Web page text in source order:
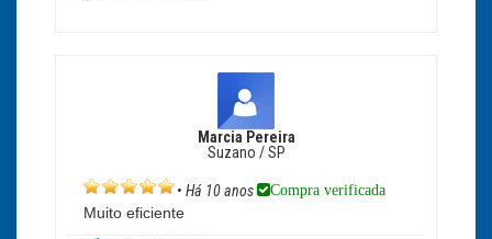
Marcia Pereira
Suzano / SP
• Há 10 anos Compra verificada
Muito eficiente